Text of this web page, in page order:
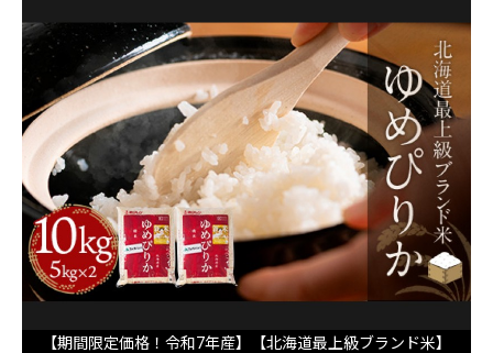
【期間限定価格！令和7年産】【北海道最上級ブランド米】